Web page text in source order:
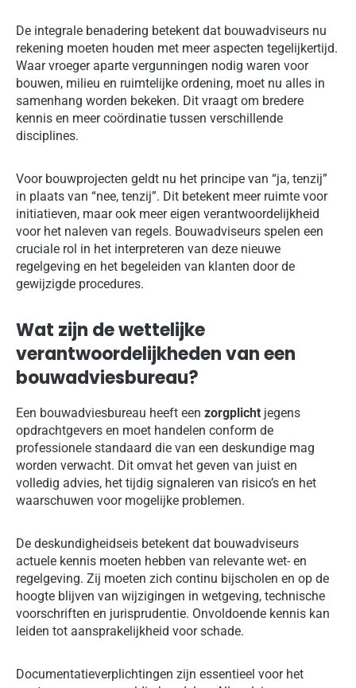
De integrale benadering betekent dat bouwadviseurs nu
rekening moeten houden met meer aspecten tegelijkertijd.
Waar vroeger aparte vergunningen nodig waren voor
bouwen, milieu en ruimtelijke ordening, moet nu alles in
samenhang worden bekeken. Dit vraagt om bredere
kennis en meer coördinatie tussen verschillende
disciplines.
Voor bouwprojecten geldt nu het principe van “ja, tenzij”
in plaats van “nee, tenzij”. Dit betekent meer ruimte voor
initiatieven, maar ook meer eigen verantwoordelijkheid
voor het naleven van regels. Bouwadviseurs spelen een
cruciale rol in het interpreteren van deze nieuwe
regelgeving en het begeleiden van klanten door de
gewijzigde procedures.
Wat zijn de wettelijke
verantwoordelijkheden van een
bouwadviesbureau?
Een bouwadviesbureau heeft een zorgplicht jegens
opdrachtgevers en moet handelen conform de
professionele standaard die van een deskundige mag
worden verwacht. Dit omvat het geven van juist en
volledig advies, het tijdig signaleren van risico’s en het
waarschuwen voor mogelijke problemen.
De deskundigheidseis betekent dat bouwadviseurs
actuele kennis moeten hebben van relevante wet- en
regelgeving. Zij moeten zich continu bijscholen en op de
hoogte blijven van wijzigingen in wetgeving, technische
voorschriften en jurisprudentie. Onvoldoende kennis kan
leiden tot aansprakelijkheid voor schade.
Documentatieverplichtingen zijn essentieel voor het